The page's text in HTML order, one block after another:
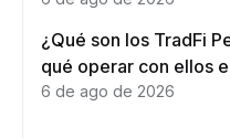
¿Qué son los TradFi
qué operar con ellos
6 de ago de 2026